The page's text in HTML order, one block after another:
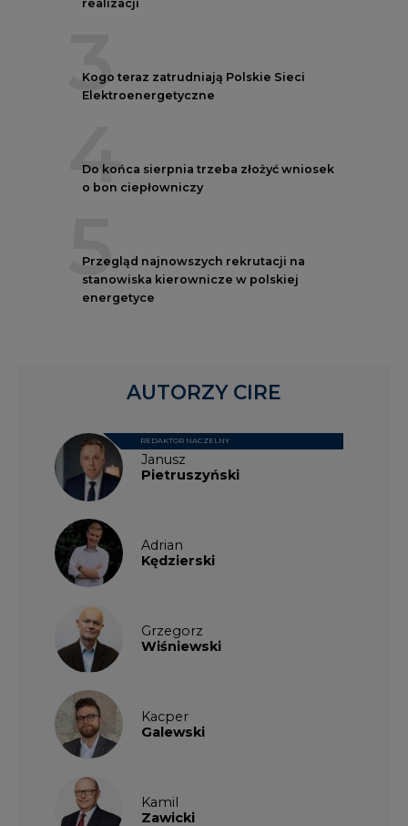
3
Kogo teraz zatrudniają Polskie Sieci
Elektroenergetyczne
4
Do końca sierpnia trzeba złożyć wniosek
o bon ciepłowniczy
5
Przegląd najnowszych rekrutacji na
stanowiska kierownicze w polskiej
energetyce
Janusz
Pietruszyński
REDAKTOR NACZELNY
Adrian
Kędzierski
Grzegorz
Wiśniewski
Kacper
Galewski
Kamil
Zawicki
AUTORZY CIRE